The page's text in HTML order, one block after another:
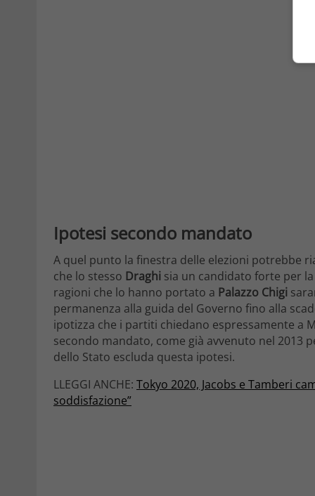
Ipotesi secondo mandato
A quel punto la finestra delle elezioni potrebbe
che lo stesso Draghi sia un candidato forte per
ragioni che lo hanno portato a Palazzo Chigi
permanenza alla guida del Governo fino alla
ipotizza che i partiti chiedano espressamente a
secondo mandato, come già avvenuto nel 2013
dello Stato escluda questa ipotesi.
LLEGGI ANCHE: Tokyo 2020, Jacobs e Tamberi
soddisfazione”